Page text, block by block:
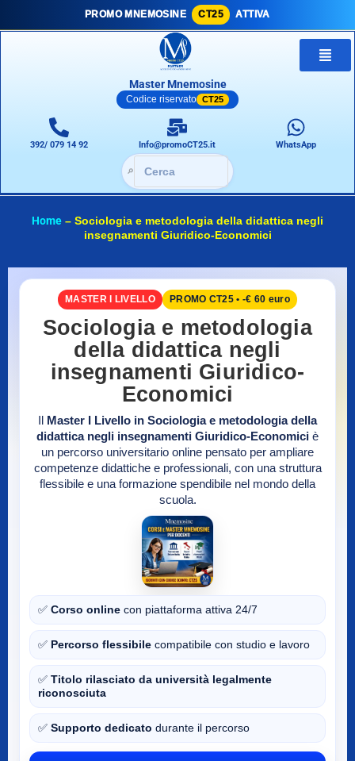
PROMO MNEMOSINE CT25 ATTIVA
Master Mnemosine
Codice riservato CT25
392/ 079 14 92 Info@promoCT25.it WhatsApp
🔎
Home – Sociologia e metodologia della didattica negli
insegnamenti Giuridico-Economici
MASTER I LIVELLO PROMO CT25 • -€ 60 euro
Sociologia e metodologia
della didattica negli
insegnamenti Giuridico-
Economici
Master I Livello in Sociologia e metodologia della
didattica negli insegnamenti Giuridico-Economici è
un percorso universitario online pensato per ampliare
competenze didattiche e professionali, con una struttura
flessibile e una formazione spendibile nel mondo della
scuola.
✅ Corso online con piattaforma attiva 24/7
✅ Percorso flessibile compatibile con studio e lavoro
✅ Titolo rilasciato da università legalmente
riconosciuta
✅ Supporto dedicato durante il percorso